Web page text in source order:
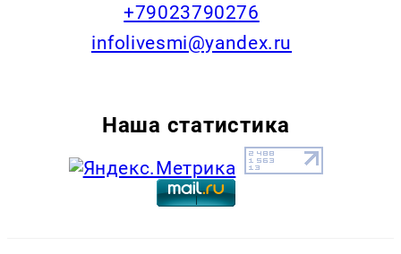
+79023790276
infolivesmi@yandex.ru
Наша статистика